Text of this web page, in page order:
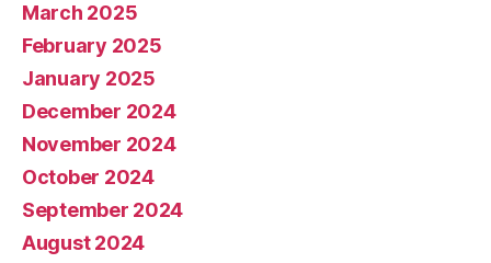
March 2025
February 2025
January 2025
December 2024
November 2024
October 2024
September 2024
August 2024